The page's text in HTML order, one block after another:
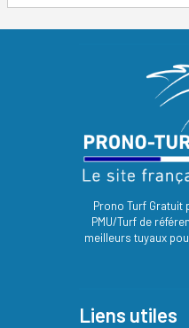
Prono Turf
PMU/Turf de
meilleurs tuyaux
Liens utiles